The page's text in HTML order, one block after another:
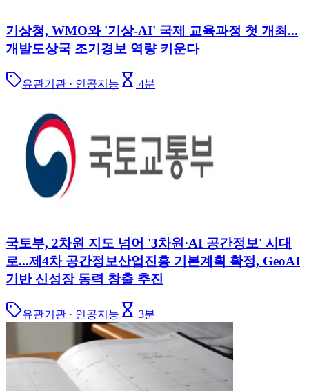
기상청, WMO와 '기상-AI' 국제 교육과정 첫 개최...
개발도상국 조기경보 역량 키운다
유관기관 · 인공지능 4분
국토부, 2차원 지도 넘어 '3차원·AI 공간정보' 시대
로...제4차 공간정보산업진흥 기본계획 확정, GeoAI
기반 신성장 동력 창출 추진
유관기관 · 인공지능 3분